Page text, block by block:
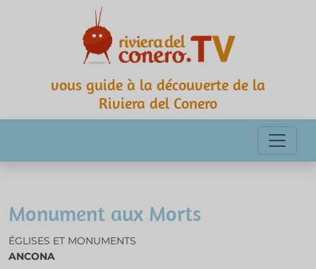
vous guide à la découverte de la
Riviera del Conero
Monument aux Morts
ÉGLISES ET MONUMENTS
ANCONA